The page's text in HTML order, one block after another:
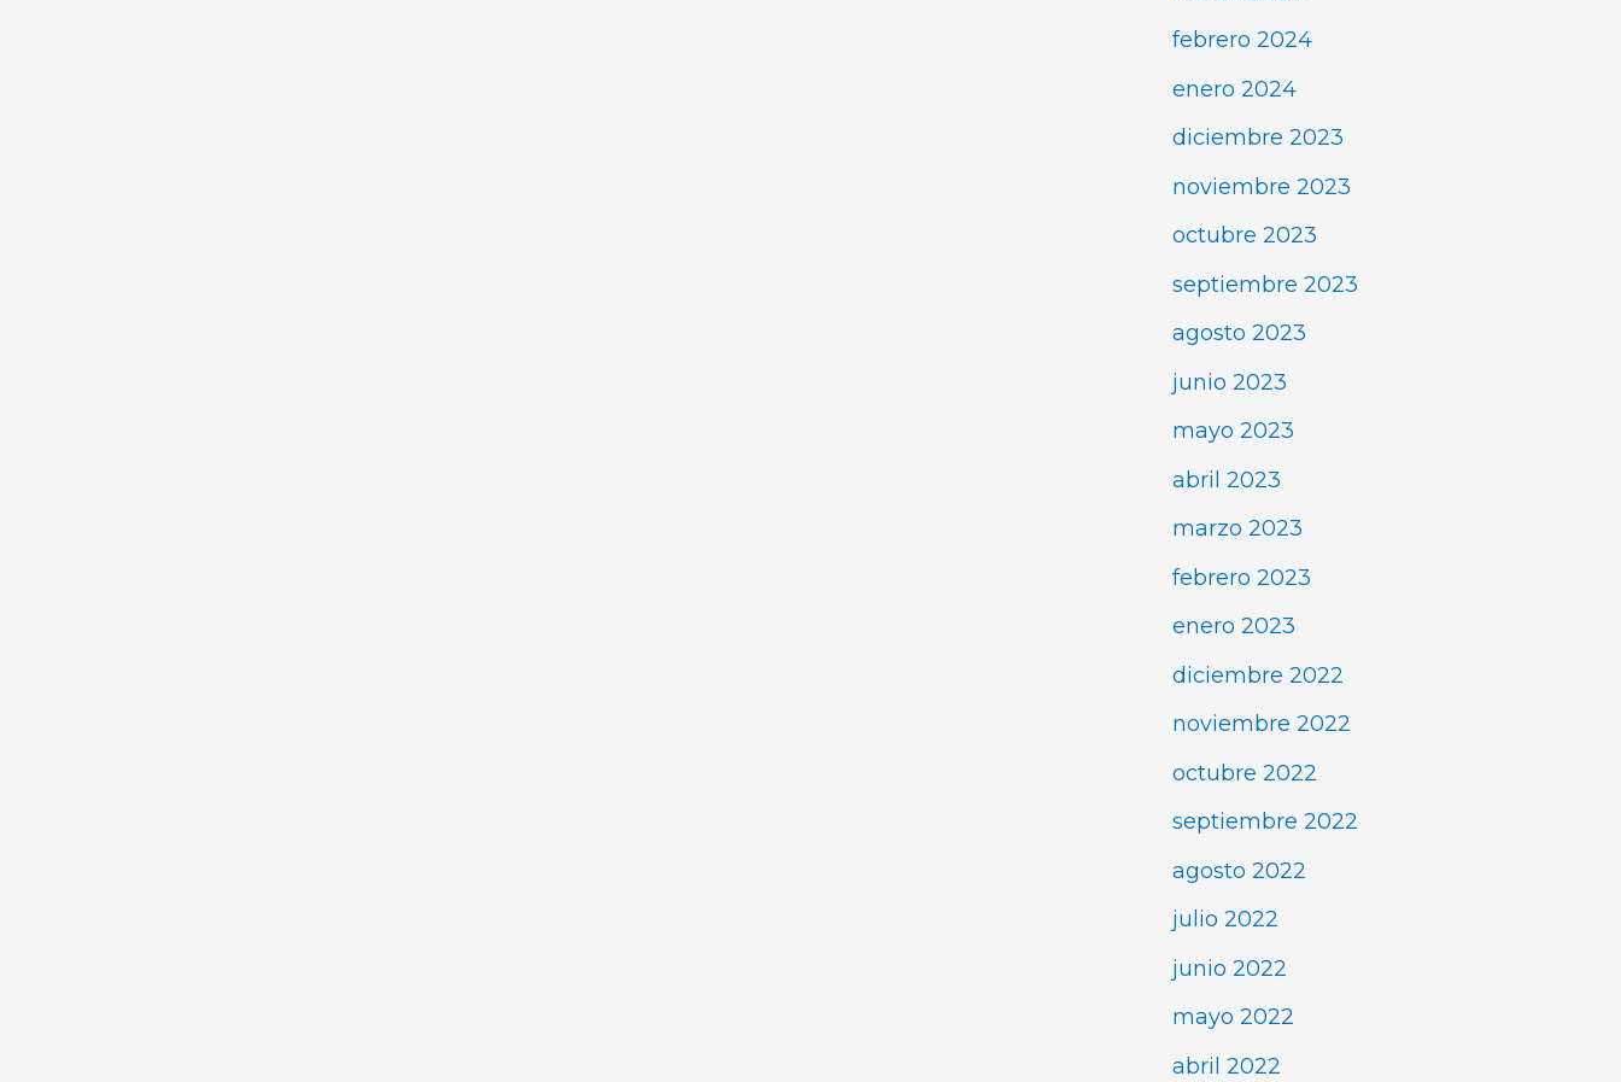
febrero 2024
enero 2024
diciembre 2023
noviembre 2023
octubre 2023
septiembre 2023
agosto 2023
junio 2023
mayo 2023
abril 2023
marzo 2023
febrero 2023
enero 2023
diciembre 2022
noviembre 2022
octubre 2022
septiembre 2022
agosto 2022
julio 2022
junio 2022
mayo 2022
abril 2022